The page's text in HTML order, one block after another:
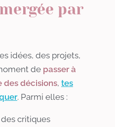
par
idées, des projets,
de passer à
des décisions, tes
. Parmi elles :
des critiques